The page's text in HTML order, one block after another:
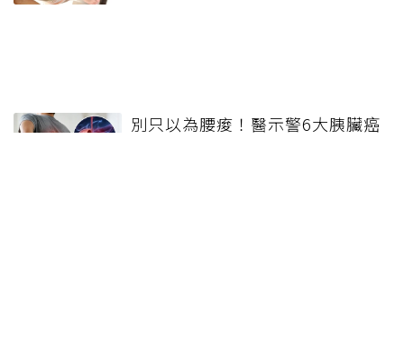
別只以為腰痠！醫示警6大胰臟癌